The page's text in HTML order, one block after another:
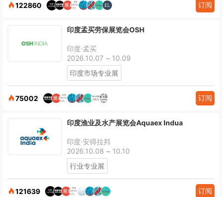
122860 订阅
印度孟买劳保展览会OSH
印度·孟买
2026.10.07 ~ 10.09
印度市场专业展
75002 订阅
印度渔业及水产展览会Aquaex Indua
印度·安得拉邦
2026.10.08 ~ 10.10
行业专业展
121639 订阅